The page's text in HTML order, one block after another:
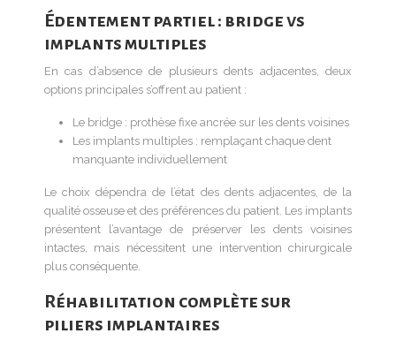
Édentement partiel : bridge vs
implants multiples
En cas d’absence de plusieurs dents adjacentes, deux
options principales s’offrent au patient :
Le bridge : prothèse fixe ancrée sur les dents voisines
Les implants multiples : remplaçant chaque dent
manquante individuellement
Le choix dépendra de l’état des dents adjacentes, de la
qualité osseuse et des préférences du patient. Les implants
présentent l’avantage de préserver les dents voisines
intactes, mais nécessitent une intervention chirurgicale
plus conséquente.
Réhabilitation complète sur
piliers implantaires